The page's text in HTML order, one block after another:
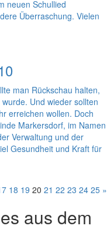
neuen Schullied
Überraschung. Vielen
man Rückschau halten,
Und wieder sollten
erreichen wollen. Doch
Markersdorf, im Namen
Verwaltung und der
Gesundheit und Kraft für
18 19 20 21 22 23 24 25 »
aus dem